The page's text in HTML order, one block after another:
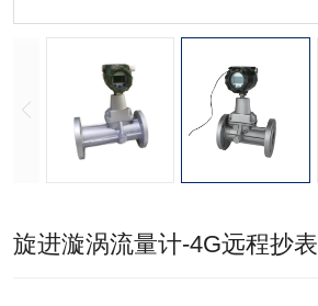
旋进漩涡流量计-4G远程抄表